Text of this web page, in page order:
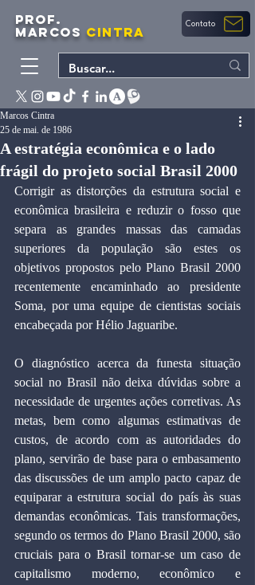
PROF.
MARCOS CINTRA Contato
A estratégia econômica e o lado
frágil do projeto social Brasil 2000
Marcos Cintra
25 de mai. de 1986
Corrigir as distorções da estrutura social e
econômica brasileira e reduzir o fosso que
separa as grandes massas das camadas
superiores da população são estes os
objetivos propostos pelo Plano Brasil 2000
recentemente encaminhado ao presidente
Soma, por uma equipe de cientistas sociais
encabeçada por Hélio Jaguaribe.
O diagnóstico acerca da funesta situação
social no Brasil não deixa dúvidas sobre a
necessidade de urgentes ações corretivas. As
metas, bem como algumas estimativas de
custos, de acordo com as autoridades do
plano, servirão de base para o embasamento
das discussões de um amplo pacto capaz de
equiparar a estrutura social do país às suas
demandas econômicas. Tais transformações,
segundo os termos do Plano Brasil 2000, são
cruciais para o Brasil tornar-se um caso de
capitalismo moderno, econômico e